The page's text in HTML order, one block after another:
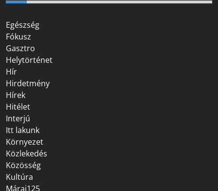
Egészség
Fókusz
Gasztro
Helytörténet
Hír
Hirdetmény
Hírek
Hitélet
Interjú
Itt lakunk
Környezet
Közlekedés
Közösség
Kultúra
Márai125